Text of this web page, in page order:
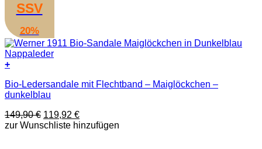
SSV
20%
+
Produkt
weist
Varianten
auf.
Bio-Ledersandale mit Flechtband – Maiglöckchen –
dunkelblau
149,90€ Ursprünglicher
Preis
119,92 €Aktueller
Preis
zur Wunschliste hinzufügen